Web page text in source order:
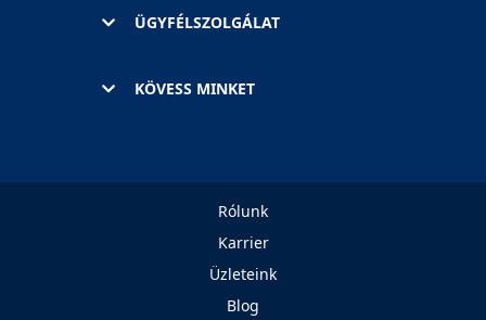
ÜGYFÉLSZOLGÁLAT
KÖVESS MINKET
Rólunk
Karrier
Üzleteink
Blog